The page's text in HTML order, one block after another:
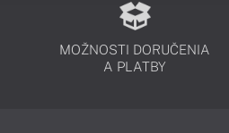
MOŽNOSTI DORUČENIA
A PLATBY